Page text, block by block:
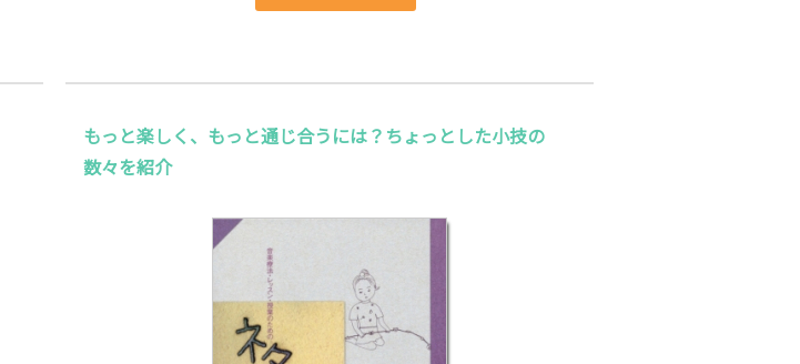
もっと楽しく、もっと通じ合うには？ちょっとした小技の
数々を紹介